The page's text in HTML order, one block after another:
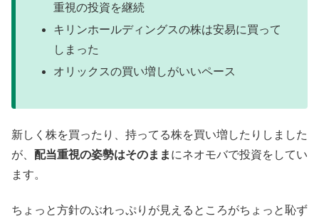
重視の投資を継続
キリンホールディングスの株は安易に買って
しまった
オリックスの買い増しがいいペース
新しく株を買ったり、持ってる株を買い増したりしました
が、 配当重視の姿勢はそのまま にネオモバで投資をしてい
ます。
ちょっと方針のぶれっぷりが見えるところがちょっと恥ず